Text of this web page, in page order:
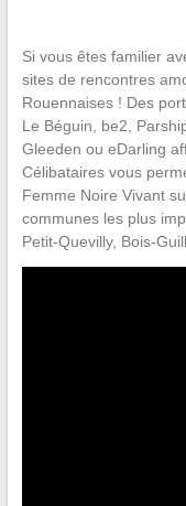
Si vous êtes familier
sites de rencontres
Rouennaises ! Des
Le Béguin, be2,
Gleeden ou eDarling
Célibataires vous
Femme Noire Vivant
communes les plus
Petit-Quevilly, Bois-